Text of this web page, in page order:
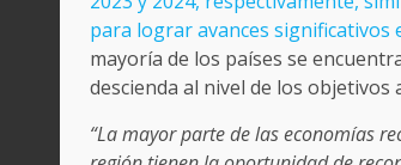
para lograr avances significativos
mayoría de los países se
descienda al nivel de los objetivos
“La mayor parte de las economías